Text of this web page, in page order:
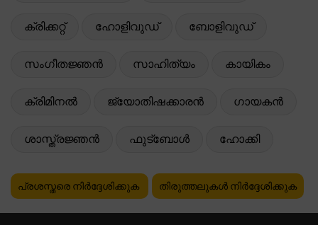
ക്രിക്കറ്റ് ഹോളിവുഡ് ബോളിവുഡ്
സംഗീതജ്ഞൻ സാഹിത്യം കായികം
ക്രിമിനൽ ജ്യോതിഷക്കാരൻ ഗായകൻ
ശാസ്ത്രജ്ഞൻ ഫുട്ബോൾ ഹോക്കി
പ്രശസ്തരെ നിർദ്ദേശിക്കുക തിരുത്തലുകൾ നിർദ്ദേശിക്കുക